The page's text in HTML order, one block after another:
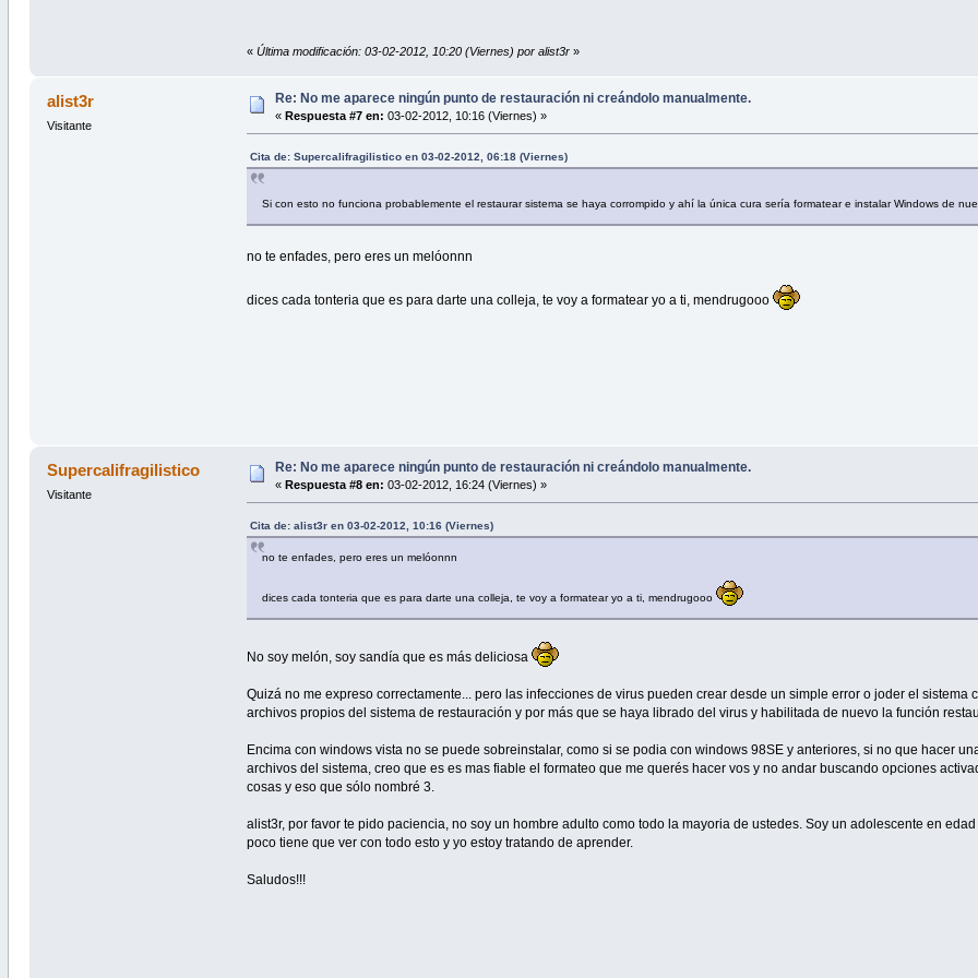
«Última modificación: 03-02-2012, 10:20 (Viernes) por alist3r »
alist3r
Visitante
Re: No me aparece ningún punto de restauración ni creándolo manualmente.
« Respuesta #7 en: 03-02-2012, 10:16 (Viernes) »
Cita de: Supercalifragilistico en 03-02-2012, 06:18 (Viernes)
Si con esto no funciona probablemente el restaurar sistema se haya corrompido y ahí la única cura sería formatear e instalar Windows de
no te enfades, pero eres un melóonnn
dices cada tonteria que es para darte una colleja, te voy a formatear yo a ti, mendrugooo
Supercalifragilistico
Visitante
Re: No me aparece ningún punto de restauración ni creándolo manualmente.
« Respuesta #8 en: 03-02-2012, 16:24 (Viernes) »
Cita de: alist3r en 03-02-2012, 10:16 (Viernes)
no te enfades, pero eres un melóonnn
dices cada tonteria que es para darte una colleja, te voy a formatear yo a ti, mendrugooo
No soy melón, soy sandía que es más deliciosa
Quizá no me expreso correctamente... pero las infecciones de virus pueden crear desde un simple error o joder el
archivos propios del sistema de restauración y por más que se haya librado del virus y habilitada de nuevo la función
Encima con windows vista no se puede sobreinstalar, como si se podia con windows 98SE y anteriores, si no que hacer
archivos del sistema, creo que es es mas fiable el formateo que me querés hacer vos y no andar buscando opciones
cosas y eso que sólo nombré 3.
alist3r, por favor te pido paciencia, no soy un hombre adulto como todo la mayoria de ustedes. Soy un adolescente en
poco tiene que ver con todo esto y yo estoy tratando de aprender.
Saludos!!!